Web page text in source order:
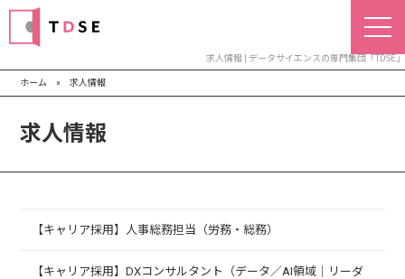
求人情報 | データサイエンスの専門集団「TDSE」
ホーム » 求人情報
求人情報
【キャリア採用】人事総務担当（労務・総務）
【キャリア採用】DXコンサルタント（データ／AI領域｜リーダ